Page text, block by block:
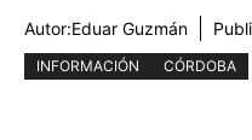
Autor:Eduar Guzmán
INFORMACIÓN CÓRDOBA